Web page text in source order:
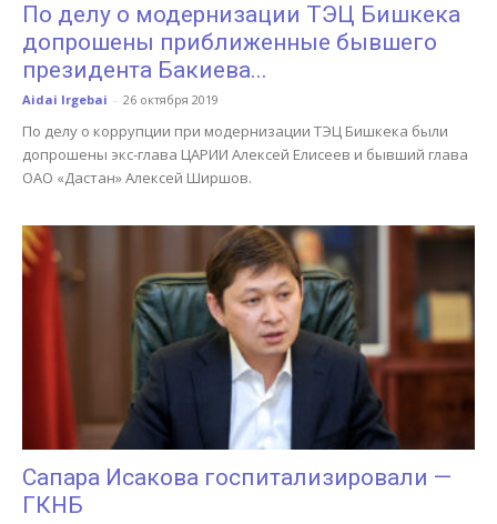
По делу о модернизации ТЭЦ Бишкека
допрошены приближенные бывшего
президента Бакиева...
Aidai Irgebai - 26 октября 2019
По делу о коррупции при модернизации ТЭЦ Бишкека были
допрошены экс-глава ЦАРИИ Алексей Елисеев и бывший глава
ОАО «Дастан» Алексей Ширшов.
Сапара Исакова госпитализировали —
ГКНБ